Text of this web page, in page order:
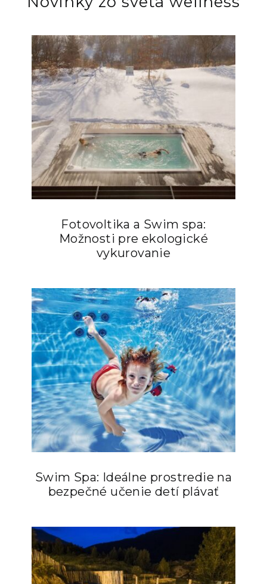
Fotovoltika a Swim spa:
Možnosti pre ekologické
vykurovanie
Swim Spa: Ideálne prostredie na
bezpečné učenie detí plávať